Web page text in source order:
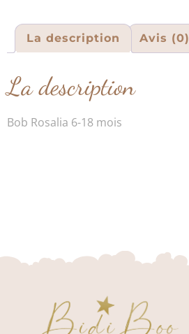
La description Avis (0)
La description
Bob Rosalia 6-18 mois